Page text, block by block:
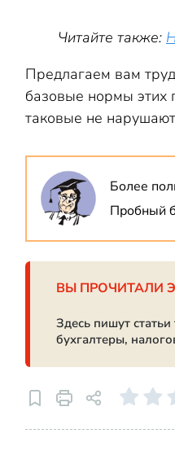
Читайте также:
Предлагаем вам
базовые нормы этих
таковые не
Более
Пробный
ВЫ ПРОЧИТАЛИ
Здесь пишут
бухгалтеры,